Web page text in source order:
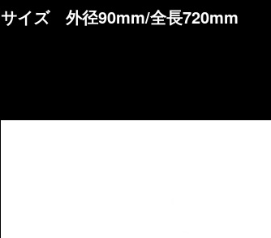
サイズ 外径90mm/全長720mm